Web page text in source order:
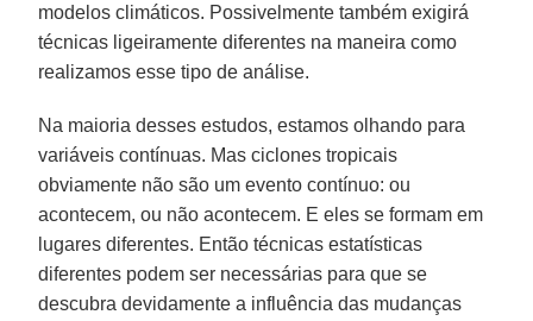
modelos climáticos. Possivelmente também exigirá
técnicas ligeiramente diferentes na maneira como
realizamos esse tipo de análise.
Na maioria desses estudos, estamos olhando para
variáveis contínuas. Mas ciclones tropicais
obviamente não são um evento contínuo: ou
acontecem, ou não acontecem. E eles se formam em
lugares diferentes. Então técnicas estatísticas
diferentes podem ser necessárias para que se
descubra devidamente a influência das mudanças